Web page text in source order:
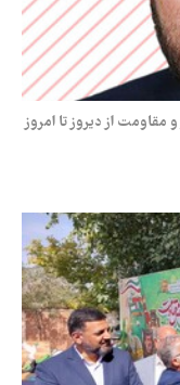
از دیروز تا امروز